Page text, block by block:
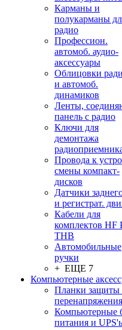
Карманы и
полукарманы
радио
Профессион.
автомоб. аудио-
аксессуары
Облицовки
и автомоб.
динамиков
Ленты,
панель с радио
Ключи для
демонтажа
Провода к
смены компакт-
дисков
Датчики
и регистрат.
Кабели для
комплектов HF
THB
Автомобильные
ручки
+ ЕЩЕ 7
Компьютерные
Планки защиты
перенапряжения
Компьютерные
питания и